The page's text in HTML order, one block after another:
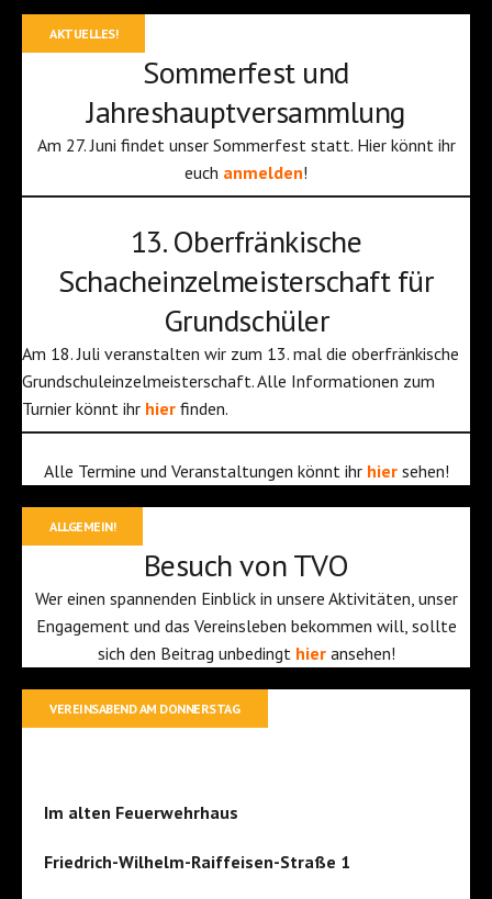
AKTUELLES!
Sommerfest und
Jahreshauptversammlung
Am 27. Juni findet unser Sommerfest statt. Hier könnt ihr
euch anmelden!
13. Oberfränkische
Schacheinzelmeisterschaft für
Grundschüler
Am 18. Juli veranstalten wir zum 13. mal die oberfränkische
Grundschuleinzelmeisterschaft. Alle Informationen zum
Turnier könnt ihr hier finden.
Alle Termine und Veranstaltungen könnt ihr hier sehen!
ALLGEMEIN!
Besuch von TVO
Wer einen spannenden Einblick in unsere Aktivitäten, unser
Engagement und das Vereinsleben bekommen will, sollte
sich den Beitrag unbedingt hieransehen!
VEREINSABEND AM DONNERSTAG
Im alten Feuerwehrhaus
Friedrich-Wilhelm-Raiffeisen-Straße 1